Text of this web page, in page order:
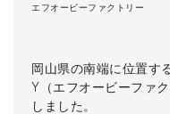
エフオービーファクトリー
岡山県の南端に位置す
Y（エフオービーファ
しました。